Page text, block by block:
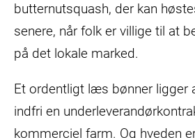
fugtighed
butternutsquash, der kan
senere, når folk er villige til at
på det lokale marked.
Et ordentligt læs bønner ligger
indfri en
kommerciel farm. Og hveden